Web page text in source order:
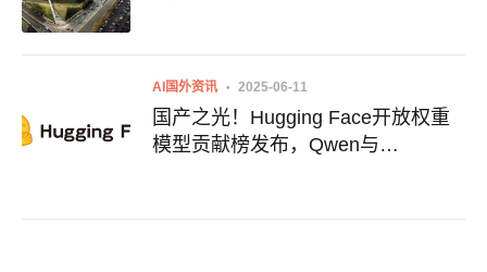
AI国外资讯 2025-06-11
国产之光！Hugging Face开放权重
模型贡献榜发布，Qwen与